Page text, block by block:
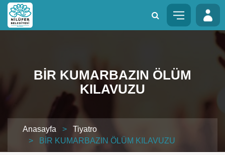
BİR KUMARBAZIN ÖLÜM
KILAVUZU
Anasayfa > Tiyatro
> BİR KUMARBAZIN ÖLÜM KILAVUZU